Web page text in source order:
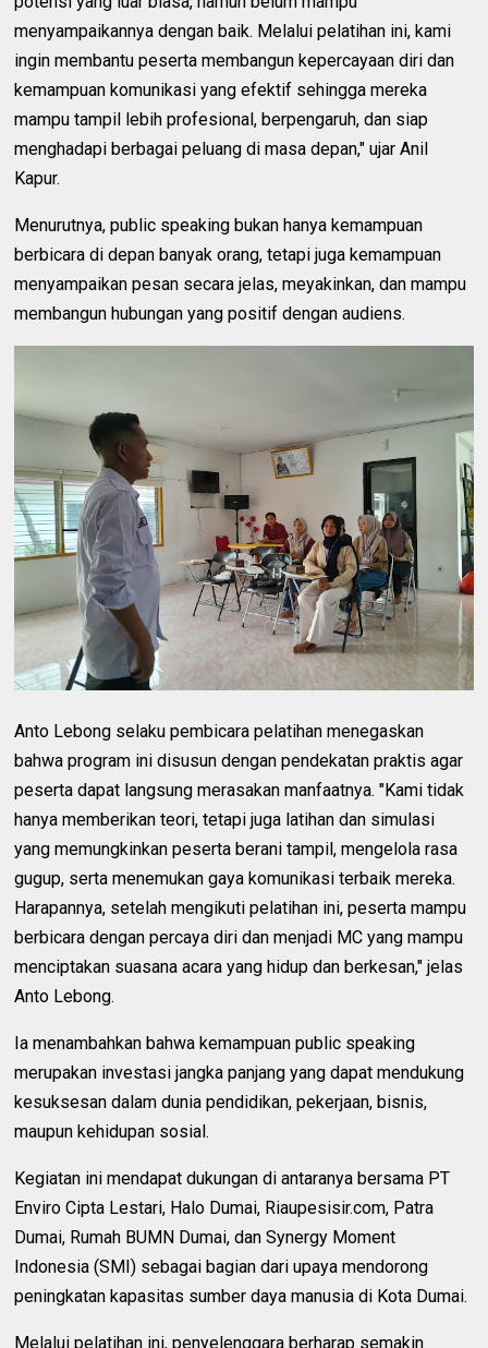
menyampaikannya dengan baik. Melalui pelatihan ini, kami
ingin membantu peserta membangun kepercayaan diri dan
kemampuan komunikasi yang efektif sehingga mereka
mampu tampil lebih profesional, berpengaruh, dan siap
menghadapi berbagai peluang di masa depan," ujar Anil
Kapur.
Menurutnya, public speaking bukan hanya kemampuan
berbicara di depan banyak orang, tetapi juga kemampuan
menyampaikan pesan secara jelas, meyakinkan, dan mampu
membangun hubungan yang positif dengan audiens.
Anto Lebong selaku pembicara pelatihan menegaskan
bahwa program ini disusun dengan pendekatan praktis agar
peserta dapat langsung merasakan manfaatnya. "Kami tidak
hanya memberikan teori, tetapi juga latihan dan simulasi
yang memungkinkan peserta berani tampil, mengelola rasa
gugup, serta menemukan gaya komunikasi terbaik mereka.
Harapannya, setelah mengikuti pelatihan ini, peserta mampu
berbicara dengan percaya diri dan menjadi MC yang mampu
menciptakan suasana acara yang hidup dan berkesan," jelas
Anto Lebong.
Ia menambahkan bahwa kemampuan public speaking
merupakan investasi jangka panjang yang dapat mendukung
kesuksesan dalam dunia pendidikan, pekerjaan, bisnis,
maupun kehidupan sosial.
Kegiatan ini mendapat dukungan di antaranya bersama PT
Enviro Cipta Lestari, Halo Dumai, Riaupesisir.com, Patra
Dumai, Rumah BUMN Dumai, dan Synergy Moment
Indonesia (SMI) sebagai bagian dari upaya mendorong
peningkatan kapasitas sumber daya manusia di Kota Dumai.
Melalui pelatihan ini, penyelenggara berharap semakin